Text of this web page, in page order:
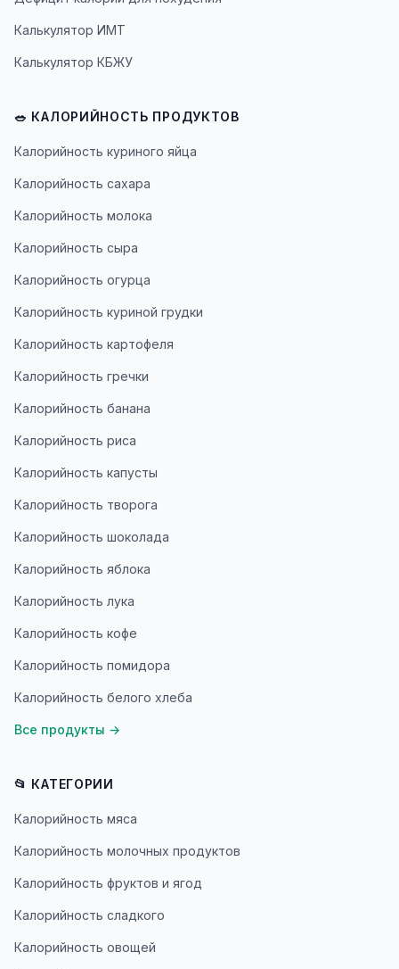
Калькулятор ИМТ
Калькулятор КБЖУ
🥗 КАЛОРИЙНОСТЬ ПРОДУКТОВ
Калорийность куриного яйца
Калорийность сахара
Калорийность молока
Калорийность сыра
Калорийность огурца
Калорийность куриной грудки
Калорийность картофеля
Калорийность гречки
Калорийность банана
Калорийность риса
Калорийность капусты
Калорийность творога
Калорийность шоколада
Калорийность яблока
Калорийность лука
Калорийность кофе
Калорийность помидора
Калорийность белого хлеба
Все продукты →
📂 КАТЕГОРИИ
Калорийность мяса
Калорийность молочных продуктов
Калорийность фруктов и ягод
Калорийность сладкого
Калорийность овощей